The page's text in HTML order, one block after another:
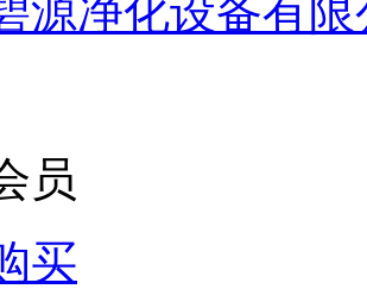
源净化设备有
员
买